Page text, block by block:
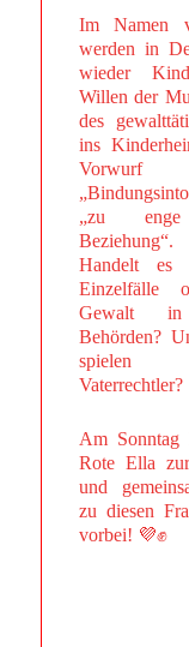
Im Namen
werden in
wieder
Willen der
des
ins
„zu enge
Beziehung“.
Handelt es
Einzelfälle
Gewalt
Behörden?
spielen
Vaterrechtler?
Am
Rote Ella
und
zu diesen
vorbei! 💜✊